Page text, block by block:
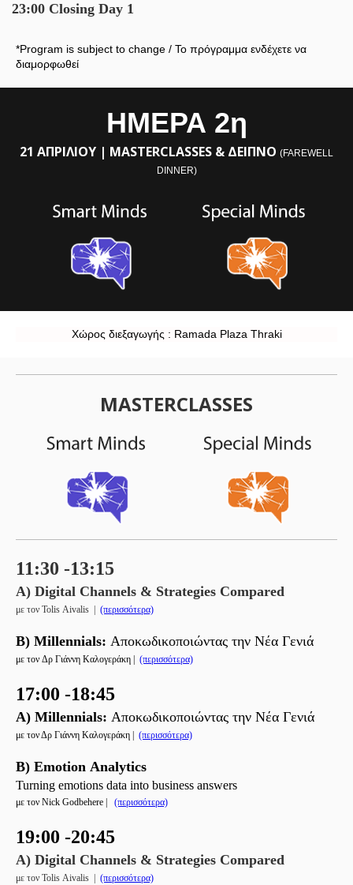
23:00 Closing Day 1
*Program is subject to change / Το πρόγραμμα ενδέχετε να
διαμορφωθεί
ΗΜΕΡΑ 2η
21 ΑΠΡΙΛΙΟΥ | MASTERCLASSES & ΔΕΙΠΝΟ (FAREWELL
DINNER)
Χώρος διεξαγωγής : Ramada Plaza Thraki
MASTERCLASSES
11:30 -13:15
A) Digital Channels & Strategies Compared
με τον Tolis Aivalis | (περισσότερα)
B) Millennials: Αποκωδικοποιώντας την Νέα Γενιά
με τον Δρ Γιάννη Καλογεράκη | (περισσότερα)
17:00 -18:45
A) Millennials: Αποκωδικοποιώντας την Νέα Γενιά
με τονΔρ Γιάννη Καλογεράκη | (περισσότερα)
B) Emotion Analytics
Turning emotions data into business answers
με τον Nick Godbehere (περισσότερα)
19:00 -20:45
A) Digital Channels & Strategies Compared
με τον Tolis Aivalis | (περισσότερα)